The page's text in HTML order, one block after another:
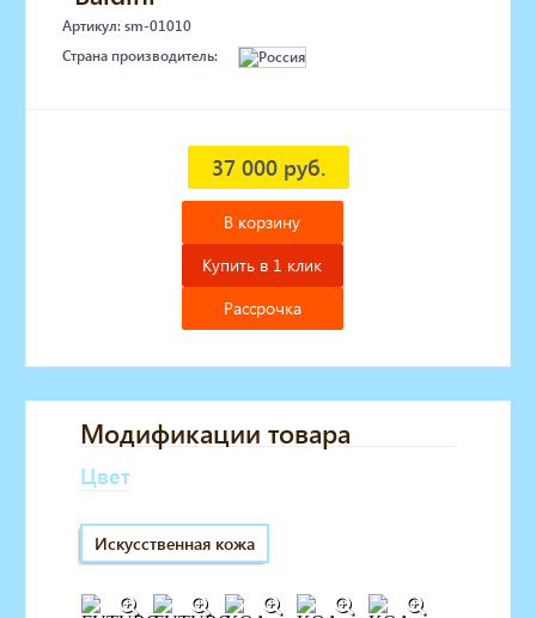
Артикул: sm-01010
Страна производитель:
37 000 руб.
В корзину
Купить в 1 клик
Рассрочка
Модификации товара
Цвет
Искусственная кожа